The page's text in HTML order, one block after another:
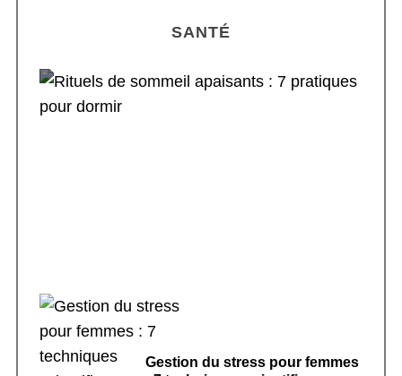
SANTÉ
Gestion du stress pour femmes